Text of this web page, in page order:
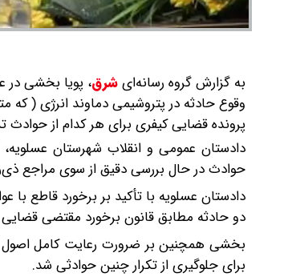
به گزارش گروه رسانه‌ایشرق، پویا بخشی در
وقوع حادثه در پتروشیمی دماوند انرژی ( که
پرونده قضایی کیفری برای هر کدام از
دادستان عمومی و انقلاب شهرستان
حوادث در حال بررسی دقیق از سوی مراجع
دادستان عسلویه با تأکید بر برخورد قاطع
دو حادثه مطابق قانون برخورد مقتضی
بخشی همچنین بر ضرورت رعایت کامل اصول
برای جلوگیری از تکرار چنین حوادثی شد.